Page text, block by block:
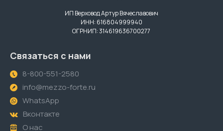
ИП Верховод Артур Вячеславович
ИНН: 616804999940
ОГРНИП: 314619636700277
Связаться с нами
8-800-551-2580
info@mezzo-forte.ru
WhatsApp
Вконтакте
О нас